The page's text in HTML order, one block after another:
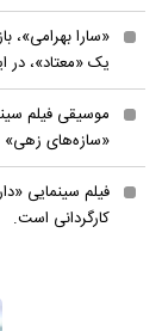
«سارا بهرامی»،
یک «معتاد»، در
موسیقی فیلم
«سازه‌های
فیلم سینمایی
کارگردانی است.